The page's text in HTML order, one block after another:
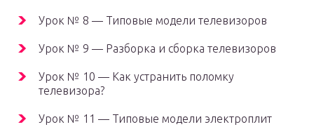
Урок № 8 — Типовые модели телевизоров
Урок № 9 — Разборка и сборка телевизоров
Урок № 10 — Как устранить поломку
телевизора?
Урок № 11 — Типовые модели электроплит